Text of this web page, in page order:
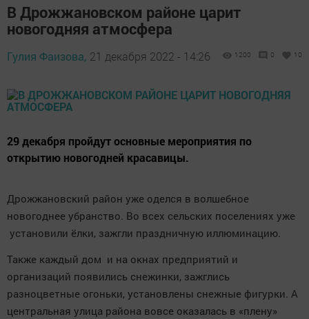
В Дрожжановском районе царит
новогодняя атмосфера
Гулия Фаизова, 21 декабря 2022 - 14:26 1200 0 10
29 декабря пройдут основные мероприятия по
открытию новогодней красавицы.
Дрожжановский район уже оделся в волшебное
новогоднее убранство. Во всех сельских поселениях уже
установили ёлки, зажгли праздничную иллюминацию.
Также каждый дом и на окнах предприятий и
организаций появились снежинки, зажглись
разноцветные огоньки, установлены снежные фигурки. А
центральная улица района вовсе оказалась в «плену»